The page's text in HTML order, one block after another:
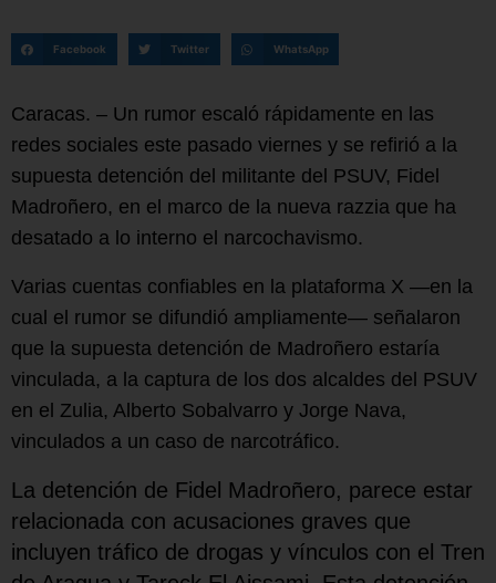
Facebook Twitter WhatsApp
Caracas. – Un rumor escaló rápidamente en las
redes sociales este pasado viernes y se refirió a la
supuesta detención del militante del PSUV, Fidel
Madroñero, en el marco de la nueva razzia que ha
desatado a lo interno el narcochavismo.
Varias cuentas confiables en la plataforma X —en la
cual el rumor se difundió ampliamente— señalaron
que la supuesta detención de Madroñero estaría
vinculada, a la captura de los dos alcaldes del PSUV
en el Zulia, Alberto Sobalvarro y Jorge Nava,
vinculados a un caso de narcotráfico.
La detención de Fidel Madroñero, parece estar
relacionada con acusaciones graves que
incluyen tráfico de drogas y vínculos con el Tren